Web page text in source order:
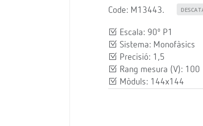
Code: M13443.
Escala: 90º P1
Sistema: Monofàsics
Precisió: 1,5
Rang mesura (V): 100
Mòduls: 144x144